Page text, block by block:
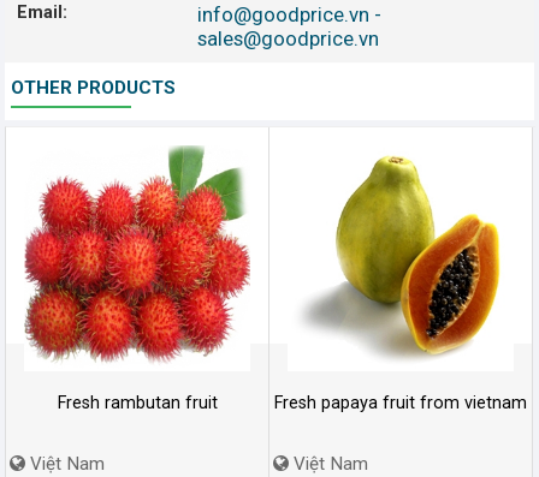
Email: info@goodprice.vn -
sales@goodprice.vn
OTHER PRODUCTS
Fresh rambutan fruit
Việt Nam
Fresh papaya fruit from vietnam
Việt Nam